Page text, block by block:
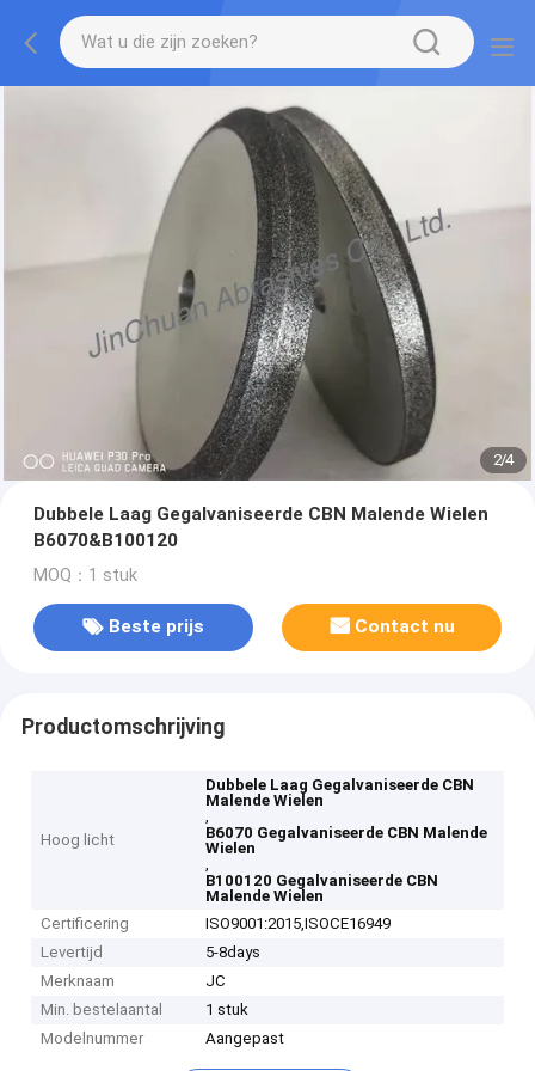
2/4
Dubbele Laag Gegalvaniseerde CBN Malende Wielen
B6070&B100120
MOQ：1 stuk
Beste prijs Contact nu
Productomschrijving
Hoog licht
Dubbele Laag Gegalvaniseerde CBN
Malende Wielen
,
B6070 Gegalvaniseerde CBN Malende
Wielen
,
B100120 Gegalvaniseerde CBN
Malende Wielen
Certificering
ISO9001:2015,ISOCE16949
Levertijd
5-8days
Merknaam
JC
Min. bestelaantal
1 stuk
Modelnummer
Aangepast